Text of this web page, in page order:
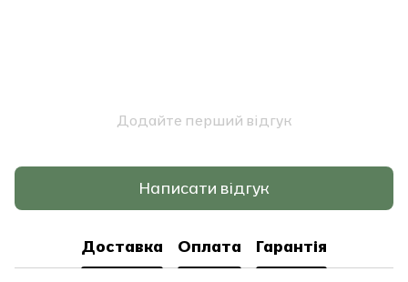
Додайте перший відгук
Написати відгук
Доставка Оплата Гарантія